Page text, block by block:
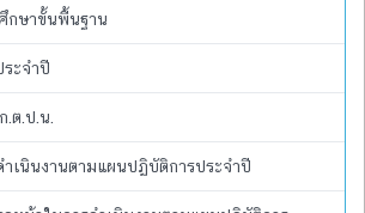
กษาขั้นพื้นฐาน
ะจำปี
ต.ป.น.
ำเนินงานตามแผนปฏิบัติการประจำปี